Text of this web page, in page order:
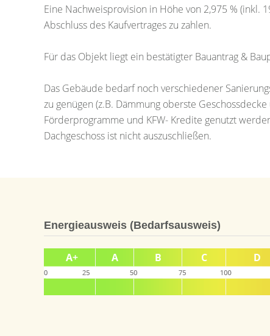
Eine Nachweisprovision in Höhe von 2,975 % (inkl.
Abschluss des Kaufvertrages zu zahlen.
Für das Objekt liegt ein bestätigter Bauantrag &
Das Gebäude bedarf noch verschiedener
zu genügen (z.B. Dämmung oberste
Förderprogramme und KFW- Kredite genutzt
Dachgeschoss ist nicht auszuschließen.
Energieausweis (Bedarfsausweis)